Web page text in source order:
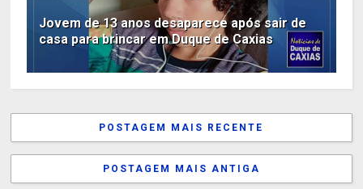
Jovem de 13 anos desaparece após sair de
casa para brincar em Duque de Caxias
POSTAGEM MAIS RECENTE
POSTAGEM MAIS ANTIGA